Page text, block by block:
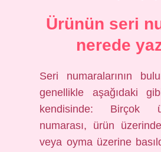
Ürünün seri
nerede
Seri numaralarının
genellikle aşağıdaki
kendisinde: Birçok
numarası, ürün
veya oyma üzerine